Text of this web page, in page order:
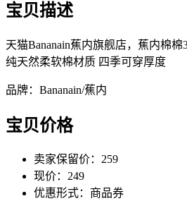
宝贝描述
天猫Bananain蕉内旗舰店，蕉内棉棉
纯天然柔软棉材质 四季可穿厚度
品牌：Bananain/蕉内
宝贝价格
卖家保留价：259
现价：249
优惠形式：商品券